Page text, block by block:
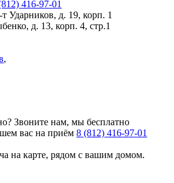
416-97-01
Ударников, д. 19, корп. 1
д. 13, корп. 4, стр.1
,
Звоните нам, мы бесплатно
вас на приём 8 (812) 416-97-01
на карте, рядом с вашим домом.